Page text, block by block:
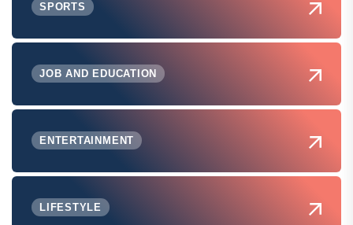
SPORTS
JOB AND EDUCATION
ENTERTAINMENT
LIFESTYLE